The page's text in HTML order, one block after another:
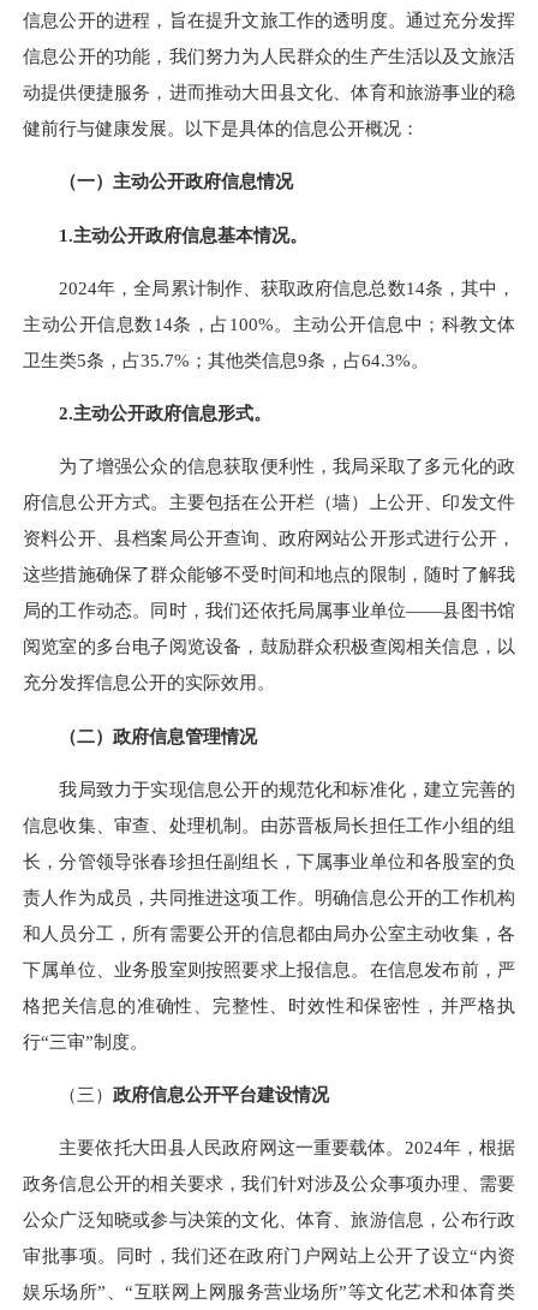
信息公开的进程，旨在提升文旅工作的透明度。通过充分发挥
信息公开的功能，我们努力为人民群众的生产生活以及文旅活
动提供便捷服务，进而推动大田县文化、体育和旅游事业的稳
健前行与健康发展。以下是具体的信息公开概况：
（一）主动公开政府信息情况
1.主动公开政府信息基本情况。
2024年，全局累计制作、获取政府信息总数14条，其中，
主动公开信息数14条，占100%。主动公开信息中；科教文体
卫生类5条，占35.7%；其他类信息9条，占64.3%。
2.主动公开政府信息形式。
为了增强公众的信息获取便利性，我局采取了多元化的政
府信息公开方式。主要包括在公开栏（墙）上公开、印发文件
资料公开、县档案局公开查询、政府网站公开形式进行公开，
这些措施确保了群众能够不受时间和地点的限制，随时了解我
局的工作动态。同时，我们还依托局属事业单位——县图书馆
阅览室的多台电子阅览设备，鼓励群众积极查阅相关信息，以
充分发挥信息公开的实际效用。
（二）政府信息管理情况
我局致力于实现信息公开的规范化和标准化，建立完善的
信息收集、审查、处理机制。由苏晋板局长担任工作小组的组
长，分管领导张春珍担任副组长，下属事业单位和各股室的负
责人作为成员，共同推进这项工作。明确信息公开的工作机构
和人员分工，所有需要公开的信息都由局办公室主动收集，各
下属单位、业务股室则按照要求上报信息。在信息发布前，严
格把关信息的准确性、完整性、时效性和保密性，并严格执
行“三审”制度。
（三） 政府信息公开平台建设情况
主要依托大田县人民政府网这一重要载体。2024年，根据
政务信息公开的相关要求，我们针对涉及公众事项办理、需要
公众广泛知晓或参与决策的文化、体育、旅游信息，公布行政
审批事项。同时，我们还在政府门户网站上公开了设立“内资
娱乐场所”、“互联网上网服务营业场所”等文化艺术和体育类